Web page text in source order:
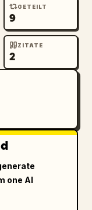
GETEILT
9
ZITATE
2
one AI